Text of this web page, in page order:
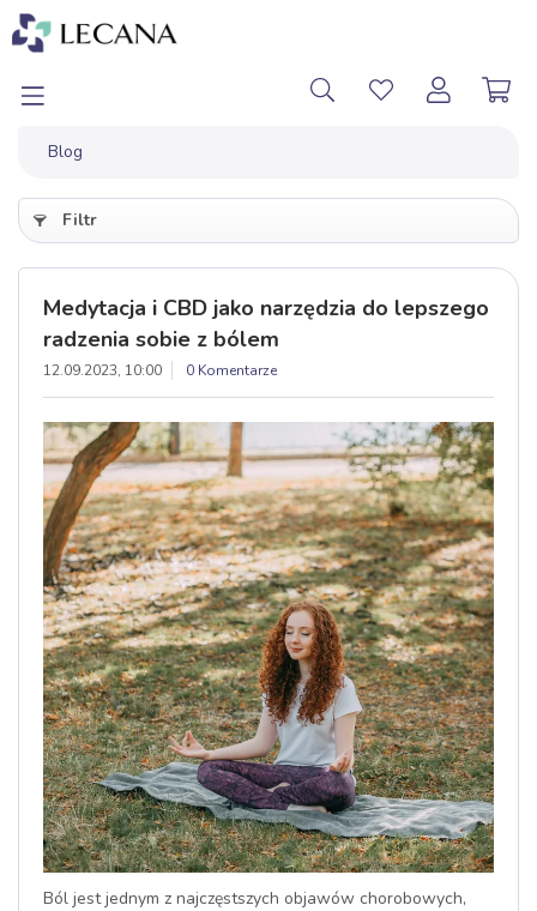
Blog
Filtr
Medytacja i CBD jako narzędzia do lepszego
radzenia sobie z bólem
12.09.2023, 10:00 0 Komentarze
Ból jest jednym z najczęstszych objawów chorobowych,